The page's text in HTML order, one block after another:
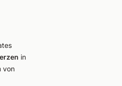
in
von